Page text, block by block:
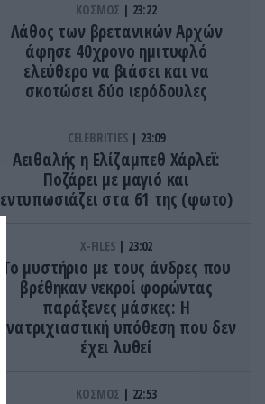
ΚΟΣΜΟΣ 23:22
Λάθος των βρετανικών Αρχών
άφησε 40χρονο ημιτυφλό
ελεύθερο να βιάσει και να
σκοτώσει δύο ιερόδουλες
CELEBRITIES 23:09
Αειθαλής η Ελίζαμπεθ Χάρλεϊ:
Ποζάρει με μαγιό και
εντυπωσιάζει στα 61 της (φωτο)
X-FILES 23:02
Το μυστήριο με τους άνδρες που
βρέθηκαν νεκροί φορώντας
παράξενες μάσκες: Η
ανατριχιαστική υπόθεση που δεν
έχει λυθεί
ΚΟΣΜΟΣ 22:53